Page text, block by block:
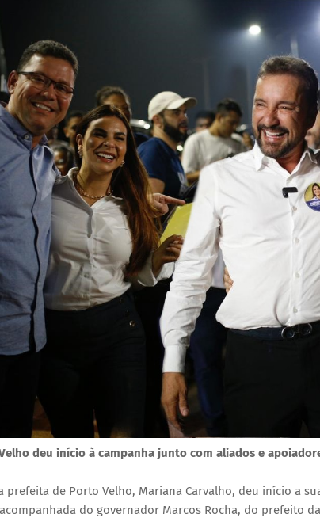
deu início à campanha junto com aliados e
prefeita de Porto Velho, Mariana Carvalho, deu início a
do governador Marcos Rocha, do prefeito